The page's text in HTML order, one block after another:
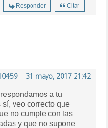
Responder Citar
- 31 mayo, 2017 21:42
a tu
sí, veo correcto que
y que no supone